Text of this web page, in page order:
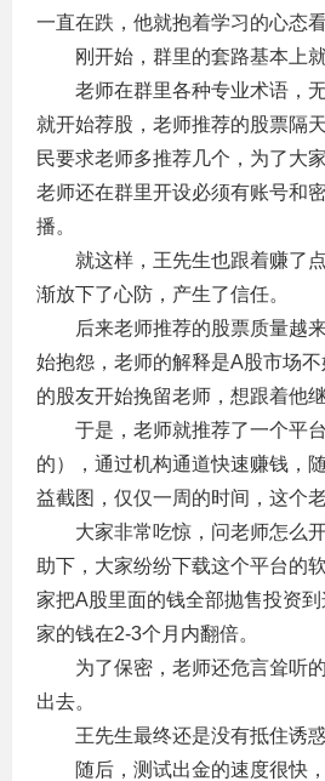
一直在跌，他就抱着学习的心态看
刚开始，群里的套路基本上就
老师在群里各种专业术语，无
就开始荐股，老师推荐的股票隔
民要求老师多推荐几个，为了大
老师还在群里开设必须有账号和
播。
就这样，王先生也跟着赚了点
渐放下了心防，产生了信任。
后来老师推荐的股票质量越来
始抱怨，老师的解释是A股市场
的股友开始挽留老师，想跟着他继
于是，老师就推荐了一个平台
的），通过机构通道快速赚钱，
益截图，仅仅一周的时间，这个
大家非常吃惊，问老师怎么开
助下，大家纷纷下载这个平台的
家把A股里面的钱全部抛售投资
家的钱在2-3个月内翻倍。
为了保密，老师还危言耸听的
出去。
王先生最终还是没有抵住诱惑
随后，测试出金的速度很快，